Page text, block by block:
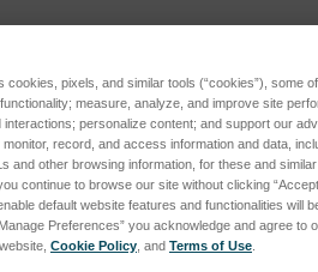
Bohrungen - 60
Preise
Taster fr
100 mm
SKU: 112-5208
Anmeldung
cookies, pixels, and similar tools (“cookies”), some
measure, analyze, and improve site
personalize content; and support our
record, and access information and data,
and other browsing information, for these and
continue to browse our site without clicking
default website features and functionalities will
Preferences” you acknowledge and agree
Cookie Policy , and Terms of Use